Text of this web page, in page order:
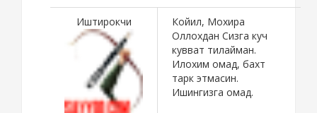
Иштирокчи
Койил, Мохира
Оллохдан Сизга куч
кувват тилайман.
Илохим омад, бахт
тарк этмасин.
Ишингизга омад.